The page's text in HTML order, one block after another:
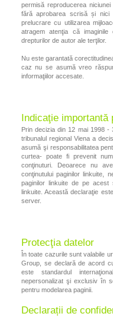
permisă reproducerea
fără aprobarea scrisă și nici
prelucrare cu utilizarea
atragem atenţia că
drepturilor de autor ale terţilor.
Nu este garantată
caz nu se asumă vreo
informaţiilor accesate.
Indicaţie importantă
Prin decizia din 12 mai 1998
tribunalul regional Viena a
asumă şi responsabilitatea
curtea- poate fi prevenit
conţinuturi. Deoarece nu
conţinutului paginilor linkuite,
paginilor linkuite de pe acest
linkuite. Această declaraţie
server.
Protecţia datelor
În toate cazurile sunt valabile
Group, se declară de acord
este standardul
nepersonalizat şi exclusiv în
pentru modelarea paginii.
Declarații de